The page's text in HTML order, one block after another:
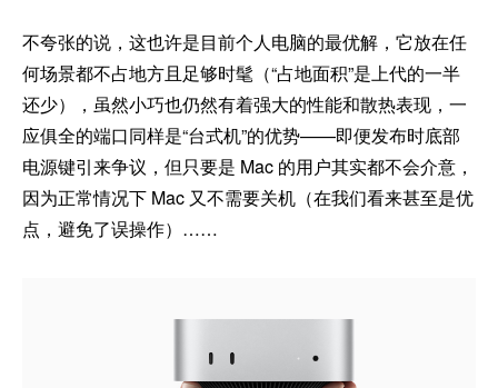
不夸张的说，这也许是目前个人电脑的最优解，它放在任
何场景都不占地方且足够时髦（“占地面积”是上代的一半
还少），虽然小巧也仍然有着强大的性能和散热表现，一
应俱全的端口同样是“台式机”的优势——即便发布时底部
电源键引来争议，但只要是 Mac 的用户其实都不会介意，
因为正常情况下 Mac 又不需要关机（在我们看来甚至是优
点，避免了误操作）……